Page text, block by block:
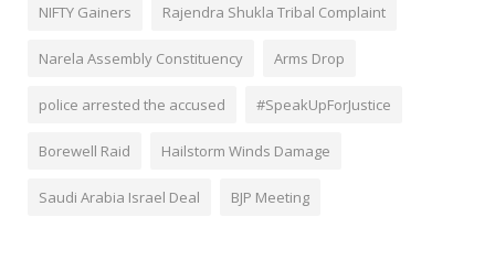
NIFTY Gainers Rajendra Shukla Tribal Complaint
Narela Assembly Constituency Arms Drop
police arrested the accused #SpeakUpForJustice
Borewell Raid Hailstorm Winds Damage
Saudi Arabia Israel Deal BJP Meeting